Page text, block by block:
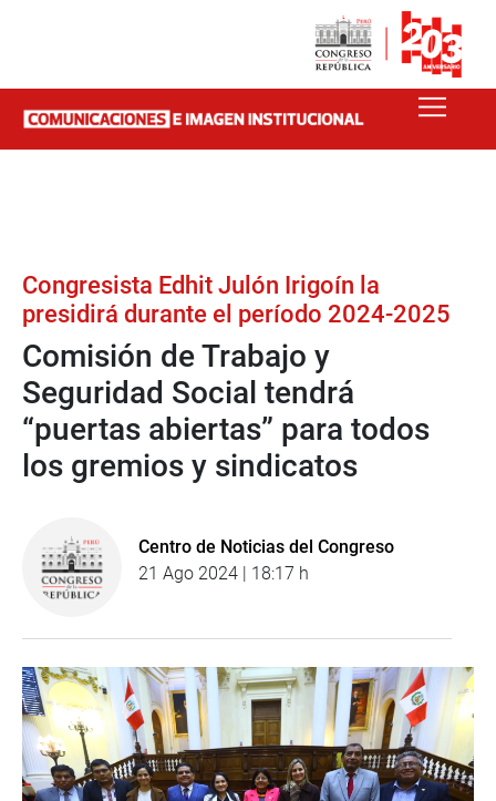
Congresista Edhit Julón Irigoín la
presidirá durante el período 2024-2025
Comisión de Trabajo y
Seguridad Social tendrá
“puertas abiertas” para todos
los gremios y sindicatos
Centro de Noticias del Congreso
21 Ago 2024 | 18:17 h